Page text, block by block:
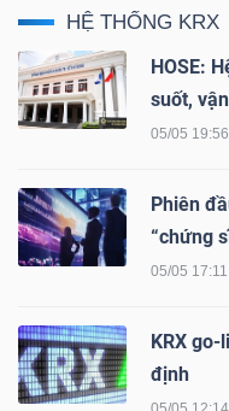
HỆ THỐNG KRX
HOSE:
suốt,
05/05 19:56
Phiên
“chứng
05/05 17:11
KRX
định
CHĂM
SÓC
SỨC